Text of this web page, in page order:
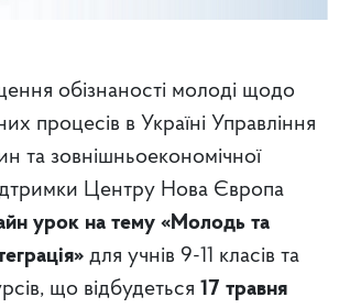
обізнаності молоді щодо
процесів в Україні Управління
та зовнішньоекономічної
Центру Нова Європа
урок на тему «Молодь та
для учнів 9-11 класів та
що відбудеться 17 травня